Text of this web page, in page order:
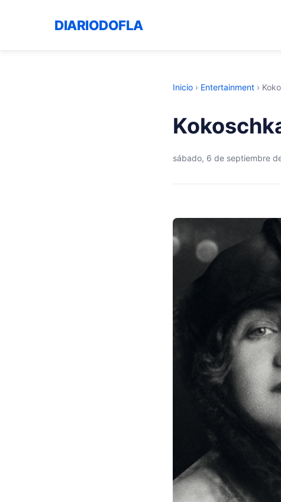
DIARIODOFLA
Inicio › Entertainment ›
sábado, 6 de septiembre